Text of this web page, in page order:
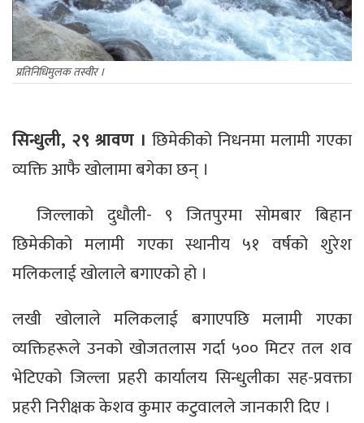
प्रतिनिधिमुलक तस्वीर ।
सिन्धुली, २९ श्रावण । छिमेकीको निधनमा मलामी गएका
व्यक्ति आफै खोलामा बगेका छन् ।
जिल्लाको दुधौली- ९ जितपुरमा सोमबार बिहान
छिमेकीको मलामी गएका स्थानीय ५१ वर्षको शुरेश
मलिकलाई खोलाले बगाएको हो ।
लखी खोलाले मलिकलाई बगाएपछि मलामी गएका
व्यक्तिहरूले उनको खोजतलास गर्दा ५०० मिटर तल शव
भेटिएको जिल्ला प्रहरी कार्यालय सिन्धुलीका सह-प्रवक्ता
प्रहरी निरीक्षक केशव कुमार कटुवालले जानकारी दिए ।